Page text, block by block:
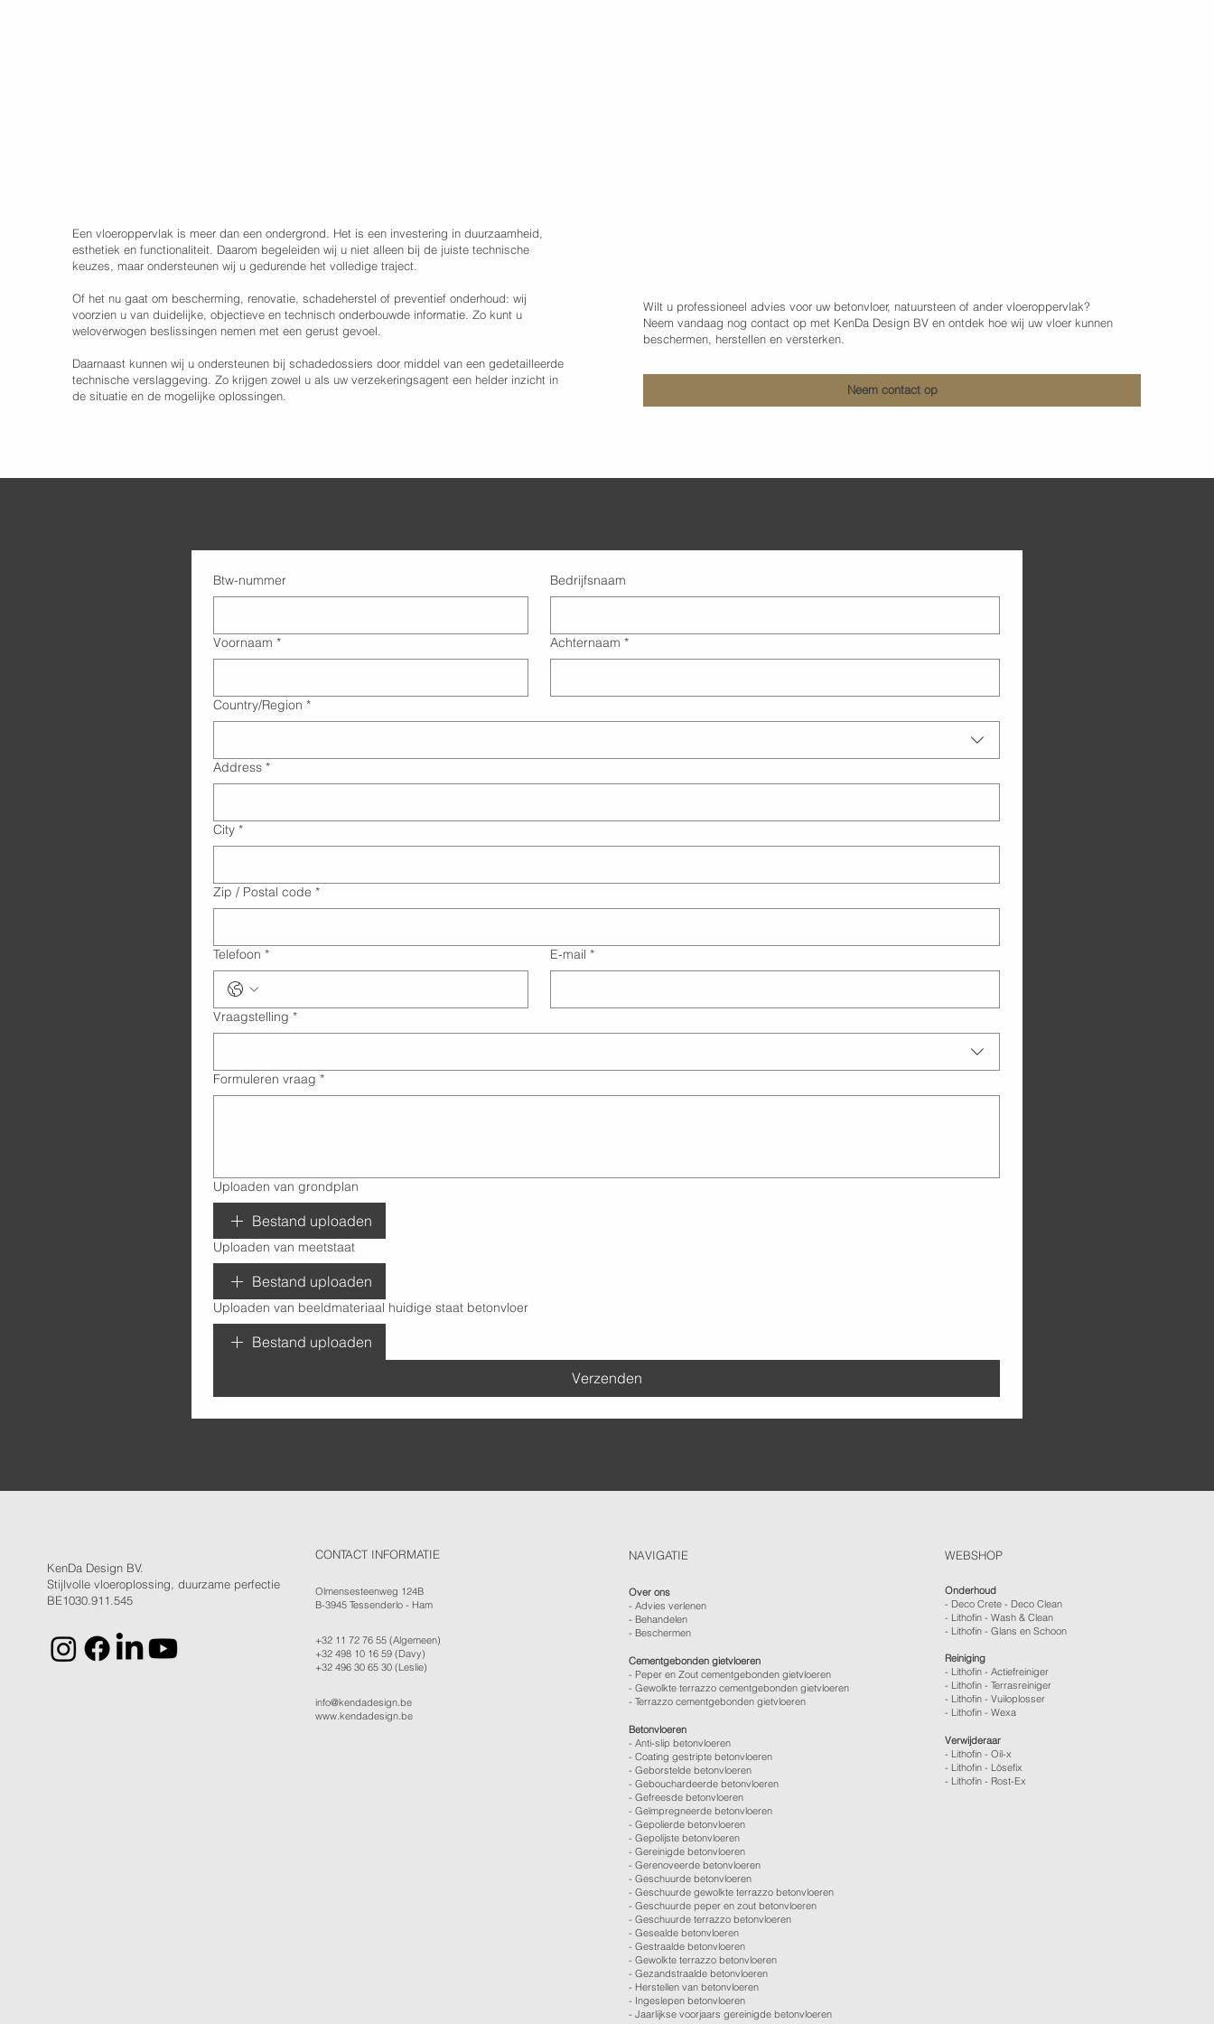
Een vloeroppervlak is meer dan een ondergrond. Het is een investering in duurzaamheid,
esthetiek en functionaliteit. Daarom begeleiden wij u niet alleen bij de juiste technische
keuzes, maar ondersteunen wij u gedurende het volledige traject.
Of het nu gaat om bescherming, renovatie, schadeherstel of preventief onderhoud: wij
voorzien u van duidelijke, objectieve en technisch onderbouwde informatie. Zo kunt u
weloverwogen beslissingen nemen met een gerust gevoel.
Daarnaast kunnen wij u ondersteunen bij schadedossiers door middel van een gedetailleerde
technische verslaggeving. Zo krijgen zowel u als uw verzekeringsagent een helder inzicht in
de situatie en de mogelijke oplossingen.
Wilt u professioneel advies voor uw betonvloer, natuursteen of ander vloeroppervlak?
Neem vandaag nog contact op met KenDa Design BV en ontdek hoe wij uw vloer kunnen
beschermen, herstellen en versterken.
Neem contact op
Btw-nummer Bedrijfsnaam
Voornaam * Achternaam *
Adres met meerdere regels
Country/Region *
Address *
City *
Zip / Postal code *
Telefoon * E-mail *
Vraagstelling *
Formuleren vraag *
Uploaden van grondplan
Bestand uploaden
Uploaden van meetstaat
Bestand uploaden
Uploaden van beeldmateriaal huidige staat betonvloer
Bestand uploaden
Verzenden
KenDa Design BV.
Stijlvolle vloeroplossing, duurzame perfectie
BE1030.911.545
CONTACT INFORMATIE
Olmensesteenweg 124B
B-3945 Tessenderlo - Ham
+32 11 72 76 55 (Algemeen)
+32 498 10 16 59 (Davy)
+32 496 30 65 30 (Leslie)
info@kendadesign.be
www.kendadesign.be
NAVIGATIE
Over ons
-Advies verlenen
- Behandelen
- Beschermen
Cementgebonden gietvloeren
- Peper en Zout cementgebonden gietvloeren
- Gewolkte terrazzo cementgebonden gietvloeren
- Terrazzo cementgebonden gietvloeren
Betonvloeren
-Anti-slip betonvloeren
-Coating gestripte betonvloeren
-Geborstelde betonvloeren
-Gebouchardeerde betonvloeren
-Gefreesde betonvloeren
-Geïmpregneerde betonvloeren
-Gepolierde betonvloeren
-Gepolijste betonvloeren
- Gereinigde betonvloeren
-Gerenoveerde betonvloeren
-Geschuurde betonvloeren
-Geschuurde gewolkte terrazzo betonvloeren
-Geschuurde peper en zout betonvloeren
-Geschuurde terrazzo betonvloeren
-Gesealde betonvloeren
-Gestraalde betonvloeren
-Gewolkte terrazzo betonvloeren
-Gezandstraalde betonvloeren
- Herstellen van betonvloeren
- Ingeslepen betonvloeren
-Jaarlijkse voorjaars gereinigde betonvloeren
WEBSHOP
Onderhoud
- Deco Crete - Deco Clean
- Lithofin - Wash & Clean
- Lithofin - Glans en Schoon
Reiniging
- Lithofin - Actiefreiniger
- Lithofin - Terrasreiniger
- Lithofin - Vuiloplosser
- Lithofin - Wexa
Verwijderaar
- Lithofin - Oil-x
- Lithofin - Lösefix
- Lithofin - Rost-Ex